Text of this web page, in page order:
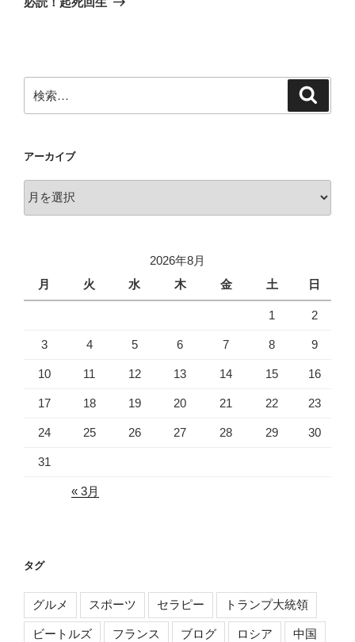
ン
索:
アーカイブ
ー
2026年8月
月
火 水 木 金 土 日
1 2
3 4 5 6 7 8 9
10 11 12 13 14 15 16
17 18 19 20 21 22 23
24 25 26 27 28 29 30
31
« 3月
タグ
グルメ スポーツ セラピー トランプ大統領
ビートルズ フランス ブログ ロシア 中国